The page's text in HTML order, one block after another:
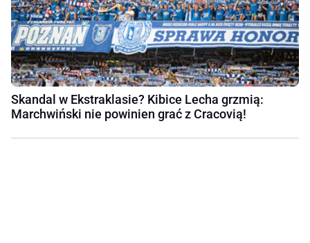
Skandal w Ekstraklasie? Kibice Lecha grzmią:
Marchwiński nie powinien grać z Cracovią!